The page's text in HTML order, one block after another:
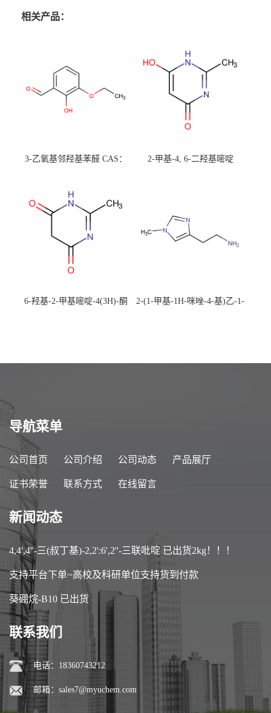
相关产品：
3-乙氧基邻羟基苯醛 CAS：
校可先用后付
2-甲基-4, 6-二羟基嘧啶
6-羟基-2-甲基嘧啶-4(3H)-酮
2-(1-甲基-1H-咪唑-4-基)乙-1-
导航菜单
公司首页 公司介绍 公司动态 产品展厅
证书荣誉 联系方式 在线留言
新闻动态
4,4',4''-三(叔丁基)-2,2':6',2''-三联吡啶 已出货2kg！！！
支持平台下单~高校及科研单位支持货到付款
葵硼烷-B10 已出货
联系我们
电话：18360743212
邮箱： sales7@myuchem.com